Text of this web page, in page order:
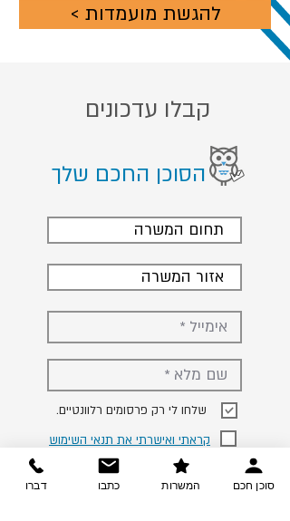
< להגשת מועמדות
קבלו עדכונים
הסוכן החכם שלך
תחום המשרה
אזור המשרה
קראתי ואישרתי את תנאי השימוש
< עדכנו אותי דברו כתבו המשרות סוכן חכם